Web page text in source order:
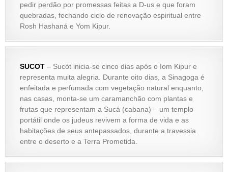
pedir perdão por promessas feitas a D-us e que foram
quebradas, fechando ciclo de renovação espiritual entre
Rosh Hashaná e Yom Kipur.
SUCOT – Sucót inicia-se cinco dias após o Iom Kipur e
representa muita alegria. Durante oito dias, a Sinagoga é
enfeitada e perfumada com vegetação natural enquanto,
nas casas, monta-se um caramanchão com plantas e
frutas que representam a Sucá (cabana) – um templo
portátil onde os judeus revivem a forma de vida e as
habitações de seus antepassados, durante a travessia
entre o deserto e a Terra Prometida.